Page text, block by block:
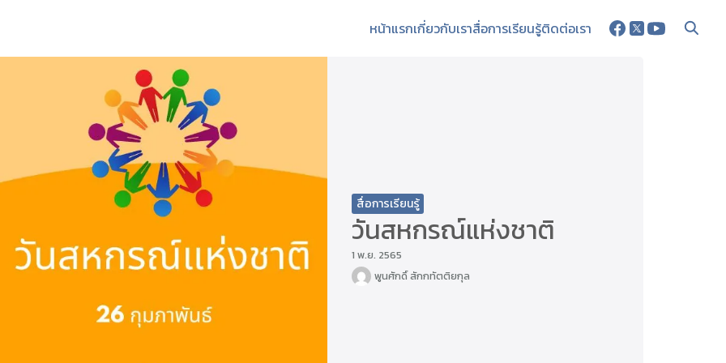
หน้าแรกเกี่ยวกับเราสื่อการเรียนรู้ติดต่อเรา
สื่อการเรียนรู้
วันสหกรณ์แห่งชาติ
1 พ.ย. 2565
พูนศักดิ์ สักกทัตติยกุล